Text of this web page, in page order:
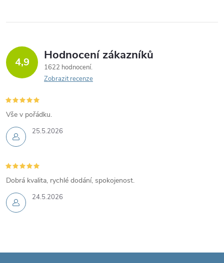
4,9 Hodnocení zákazníků
1622 hodnocení
Zobrazit recenze
25.5.2026
Vše v pořádku.
24.5.2026
Dobrá kvalita, rychlé dodání, spokojenost.